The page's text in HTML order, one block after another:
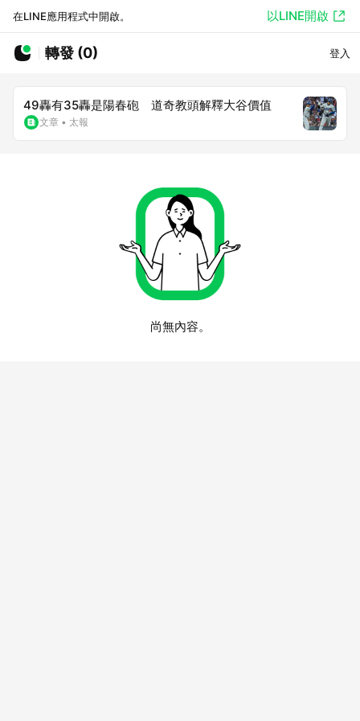
在LINE應用程式中開啟。 以LINE開啟
轉發 (0) 登入
49轟有35轟是陽春砲 道奇教頭解釋大谷價值
文章 • 太報
尚無內容。